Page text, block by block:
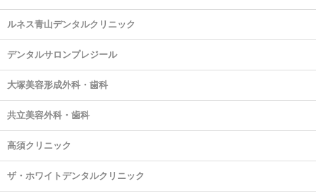
ルネス青山デンタルクリニック
デンタルサロンプレジール
大塚美容形成外科・歯科
共立美容外科・歯科
高須クリニック
ザ・ホワイトデンタルクリニック